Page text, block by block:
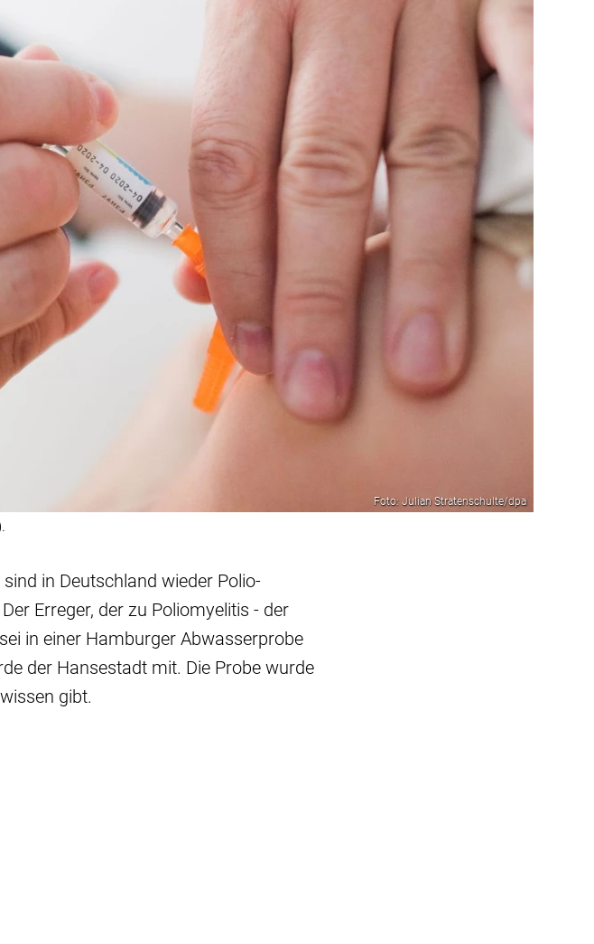
Foto: Julian Stratenschulte/dpa
in Deutschland wieder Polio-
Erreger, der zu Poliomyelitis - der
in einer Hamburger Abwasserprobe
der Hansestadt mit. Die Probe wurde
gibt.